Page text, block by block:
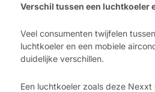
Verschil tussen een luchtkoeler
Veel consumenten twijfelen
luchtkoeler en een mobiele
duidelijke verschillen.
Een luchtkoeler zoals deze